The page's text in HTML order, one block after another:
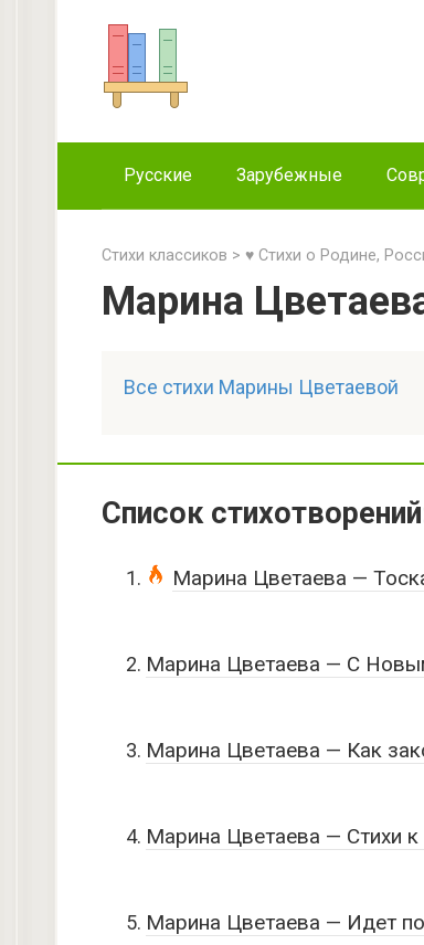
Русские Зарубежные
Стихи классиков > ♥ Стихи о Родине,
Марина
Все стихи Марины Цветаевой
Список
Марина Цветаева —
Марина Цветаева — С
Марина Цветаева — Как
Марина Цветаева — Стихи к
Марина Цветаева — Идет